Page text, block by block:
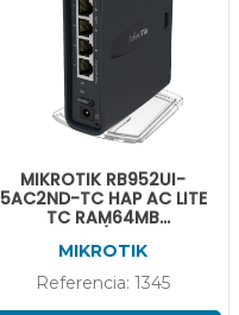
MIKROTIK RB952UI-
5AC2ND-TC HAP AC LITE
TC RAM64MB
2.4GHZ/22DBM LV4 1USB
MIKROTIK
Referencia: 1345